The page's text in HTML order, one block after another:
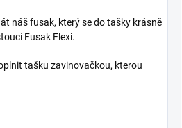
náš fusak, který se do tašky krásně
Fusak Flexi.
tašku zavinovačkou, kterou